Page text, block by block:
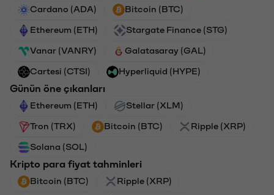
Cardano (ADA) Bitcoin (BTC)
Ethereum (ETH) Stargate Finance (STG)
Vanar (VANRY) Galatasaray (GAL)
Cartesi (CTSI) Hyperliquid (HYPE)
Günün öne çıkanları
Ethereum (ETH) Stellar (XLM)
Tron (TRX) Bitcoin (BTC) Ripple (XRP)
Solana (SOL)
Kripto para fiyat tahminleri
Bitcoin (BTC) Ripple (XRP)